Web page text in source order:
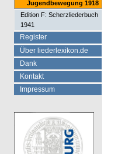
Jugendbewegung 1918
Edition F: Scherzliederbuch
1941
Register
Über liederlexikon.de
Dank
Kontakt
Impressum